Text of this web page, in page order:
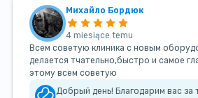
Михайло Бордюк
4 miesiące temu
Всем советую клиника с новым
делается тчательно,быстро и самое
этому всем советую
Добрый день! Благодарим вас за